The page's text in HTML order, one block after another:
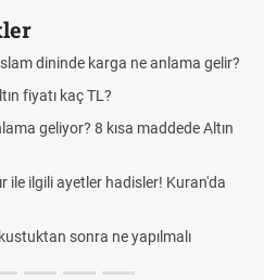
dininde karga ne anlama gelir?
fiyatı kaç TL?
geliyor? 8 kısa maddede Altın
ile ilgili ayetler hadisler! Kuran'da
sonra ne yapılmalı